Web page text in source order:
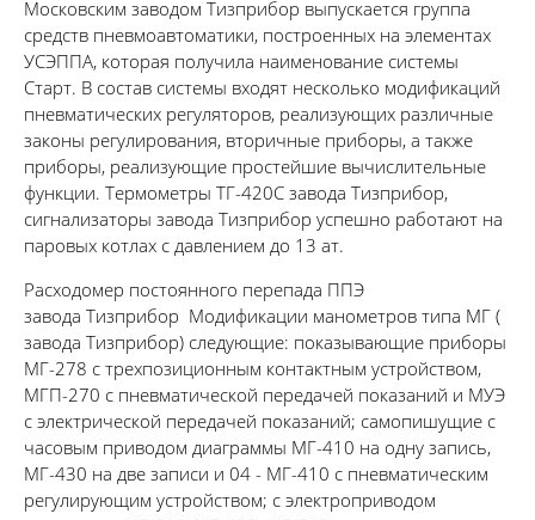
Московским заводом Тизприбор выпускается группа
средств пневмоавтоматики, построенных на элементах
УСЭППА, которая получила наименование системы
Старт. В состав системы входят несколько модификаций
пневматических регуляторов, реализующих различные
законы регулирования, вторичные приборы, а также
приборы, реализующие простейшие вычислительные
функции. Термометры ТГ-420С завода Тизприбор,
сигнализаторы завода Тизприбор успешно работают на
паровых котлах с давлением до 13 ат.
Расходомер постоянного перепада ППЭ
завода Тизприбор Модификации манометров типа МГ (
завода Тизприбор) следующие: показывающие приборы
МГ-278 с трехпозиционным контактным устройством,
МГП-270 с пневматической передачей показаний и МУЭ
с электрической передачей показаний; самопишущие с
часовым приводом диаграммы МГ-410 на одну запись,
МГ-430 на две записи и 04 - МГ-410 с пневматическим
регулирующим устройством; с электроприводом